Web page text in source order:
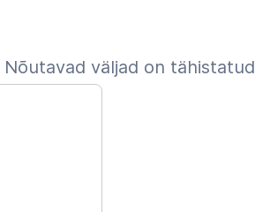
Nõutavad väljad on tähistatud